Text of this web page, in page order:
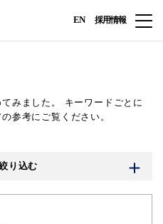
EN 採用情報
みました。
キーワードごとに
参考にご覧ください。
り込む